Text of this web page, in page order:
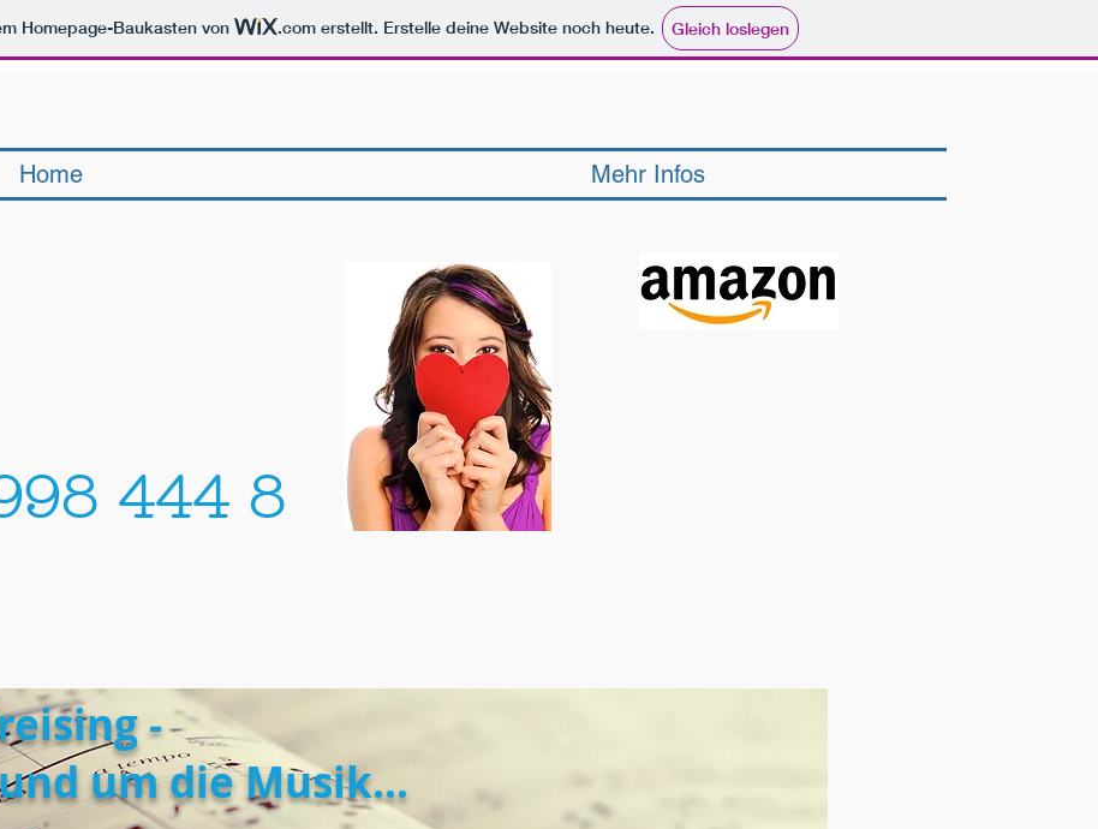
Homepage-Baukasten von .com erstellt. Erstelle deine Website noch heute. Gleich loslegen
Home Mehr Infos
444 8
-
um die Musik...